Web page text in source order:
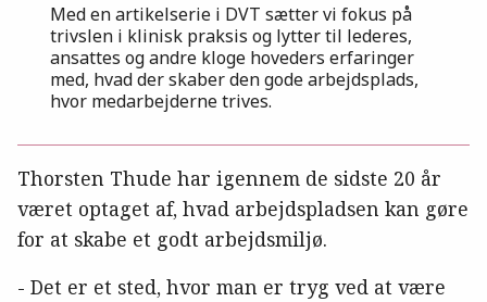
Med en artikelserie i DVT sætter vi fokus på
trivslen i klinisk praksis og lytter til lederes,
ansattes og andre kloge hoveders erfaringer
med, hvad der skaber den gode arbejdsplads,
hvor medarbejderne trives.
Thorsten Thude har igennem de sidste 20 år
været optaget af, hvad arbejdspladsen kan gøre
for at skabe et godt arbejdsmiljø.
- Det er et sted, hvor man er tryg ved at være